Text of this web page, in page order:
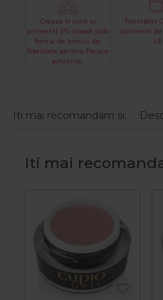
Creaza-ti cont si
primesti 2% inapoi sub
forma de bonus de
fidelitate pentru fiecare
achizitie.
Transport
comenzi de
LEI
Iti mai recomandam si:
Iti mai